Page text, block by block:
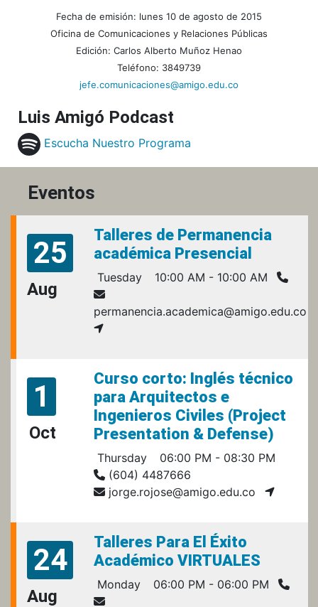
Fecha de emisión: lunes 10 de agosto de 2015
Oficina de Comunicaciones y Relaciones Públicas
Edición: Carlos Alberto Muñoz Henao
Teléfono: 3849739
jefe.comunicaciones@amigo.edu.co
Luis Amigó Podcast
Escucha Nuestro Programa
Eventos
25
Aug
Talleres de Permanencia
académica Presencial
Tuesday 10:00 AM - 10:00 AM
permanencia.academica@amigo.edu.co
1
Oct
Curso corto: Inglés técnico
para Arquitectos e
Ingenieros Civiles (Project
Presentation & Defense)
Thursday
06:00 PM - 08:30 PM
(604) 4487666
jorge.rojose@amigo.edu.co
24
Aug
Talleres Para El Éxito
Académico VIRTUALES
Monday 06:00 PM - 06:00 PM